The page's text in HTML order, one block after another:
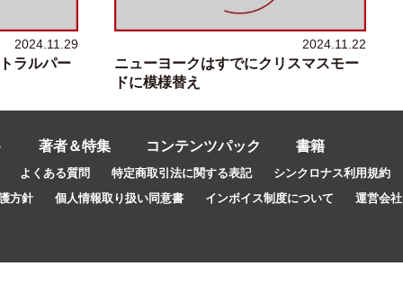
2024.11.29
ラルパー
2024.11.22
ニューヨークはすでにクリスマスモー
ドに模様替え
著者＆特集 コンテンツパック 書籍
よくある質問 特定商取引法に関する表記
シンクロナス利用規約
方針 個人情報取り扱い同意書 インボイス制度について 運営会社